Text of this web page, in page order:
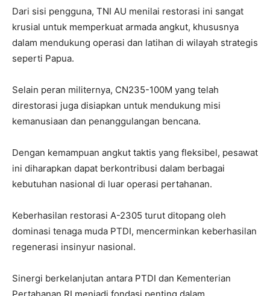
Dari sisi pengguna, TNI AU menilai restorasi ini sangat
krusial untuk memperkuat armada angkut, khususnya
dalam mendukung operasi dan latihan di wilayah strategis
seperti Papua.
Selain peran militernya, CN235-100M yang telah
direstorasi juga disiapkan untuk mendukung misi
kemanusiaan dan penanggulangan bencana.
Dengan kemampuan angkut taktis yang fleksibel, pesawat
ini diharapkan dapat berkontribusi dalam berbagai
kebutuhan nasional di luar operasi pertahanan.
Keberhasilan restorasi A-2305 turut ditopang oleh
dominasi tenaga muda PTDI, mencerminkan keberhasilan
regenerasi insinyur nasional.
Sinergi berkelanjutan antara PTDI dan Kementerian